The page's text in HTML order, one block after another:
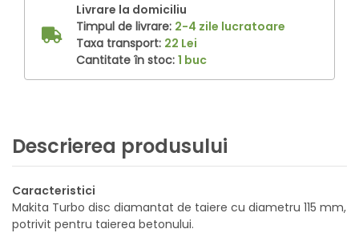
Livrare la domiciliu
Timpul de livrare: 2-4 zile lucratoare
Taxa transport: 22 Lei
Cantitate în stoc: 1 buc
Descrierea produsului
Caracteristici
Makita Turbo disc diamantat de taiere cu diametru 115 mm,
potrivit pentru taierea betonului.